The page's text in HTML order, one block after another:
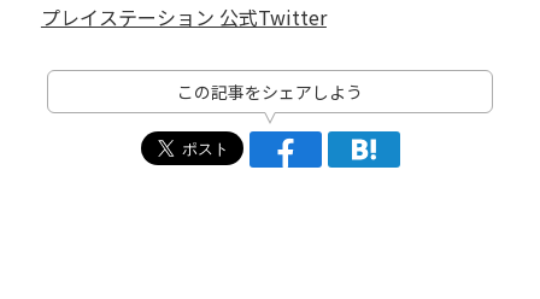
プレイステーション 公式Twitter
この記事をシェアしよう